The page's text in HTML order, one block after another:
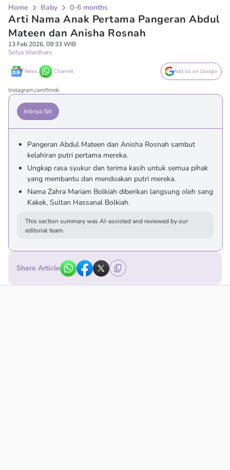
Home Baby 0-6 months
Arti Nama Anak Pertama Pangeran Abdul
Mateen dan Anisha Rosnah
13 Feb 2026, 09:33 WIB
Sofya Wardhani
News Channel Add Us on Google
Instagram.com/tmski
Intinya Sih
Pangeran Abdul Mateen dan Anisha Rosnah sambut
kelahiran putri pertama mereka.
Ungkap rasa syukur dan terima kasih untuk semua pihak
yang membantu dan mendoakan putri mereka.
Nama Zahra Mariam Bolkiah diberikan langsung oleh sang
Kakek, Sultan Hassanal Bolkiah.
This section summary was AI-assisted and reviewed by our
editorial team.
Share Article